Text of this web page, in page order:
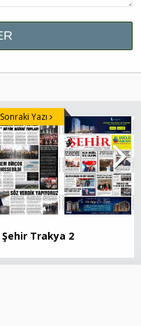
Şehir Trakya 2
Sonraki Yazı